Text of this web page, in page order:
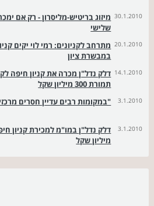
30.1.2010 מיזוג בריטיש-מליסרון - רק אם
שלישי
20.1.2010 מתרחב לקניונים: רמי לוי יקים
במבשרת ציון
14.1.2010 דלק נדל"ן מכרה את קניון חיפה
תמורת 300 מיליון שקל
3.1.2010 "במקומות רבים עדיין חסרים
3.1.2010
מיליון שקל